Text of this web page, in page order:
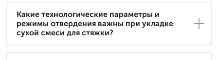
Какие технологические параметры и
режимы отвердения важны при укладке
сухой смеси для стяжки?